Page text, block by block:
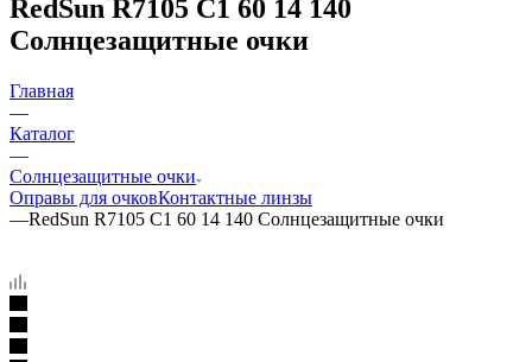
RedSun R7105 C1 60 14 140
Солнцезащитные очки
Главная
—
Каталог
—
Солнцезащитные очки
Оправы для очковКонтактные линзы
—RedSun R7105 C1 60 14 140 Солнцезащитные очки